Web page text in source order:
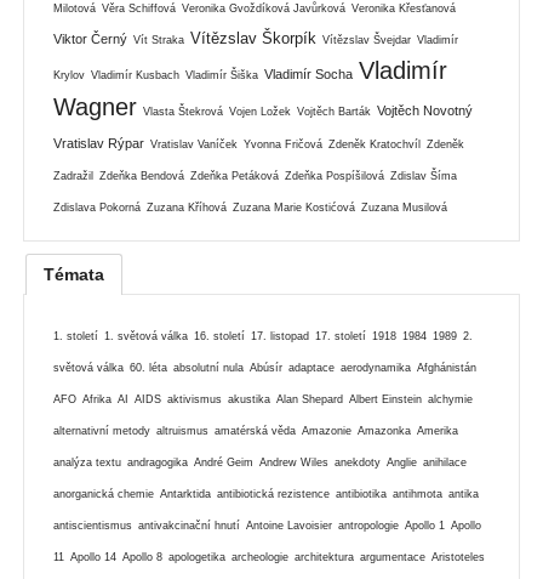
Milotová Věra Schiffová Veronika Gvoždíková Javůrková Veronika Křesťanová
Viktor Černý Vít Straka Vítězslav Škorpík Vítězslav Švejdar Vladimír
Krylov Vladimír Kusbach Vladimír Šiška Vladimír Socha Vladimír
Wagner Vlasta Štekrová Vojen Ložek Vojtěch Barták Vojtěch Novotný
Vratislav Rýpar Vratislav Vaníček Yvonna Fričová Zdeněk Kratochvíl Zdeněk
Zadražil Zdeňka Bendová Zdeňka Petáková Zdeňka Pospíšilová Zdislav Šíma
Zdislava Pokorná Zuzana Kříhová Zuzana Marie Kostićová Zuzana Musilová
Témata
1. století 1. světová válka 16. století 17. listopad 17. století 1918 1984 1989 2.
světová válka 60. léta absolutní nula Abúsír adaptace aerodynamika Afghánistán
AFO Afrika AI AIDS aktivismus akustika Alan Shepard Albert Einstein alchymie
alternativní metody altruismus amatérská věda Amazonie Amazonka Amerika
analýza textu andragogika André Geim Andrew Wiles anekdoty Anglie anihilace
anorganická chemie Antarktida antibiotická rezistence antibiotika antihmota antika
antiscientismus antivakcinační hnutí Antoine Lavoisier antropologie Apollo 1 Apollo
11 Apollo 14 Apollo 8 apologetika archeologie architektura argumentace Aristoteles